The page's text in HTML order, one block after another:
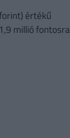
értékű
millió fontosra